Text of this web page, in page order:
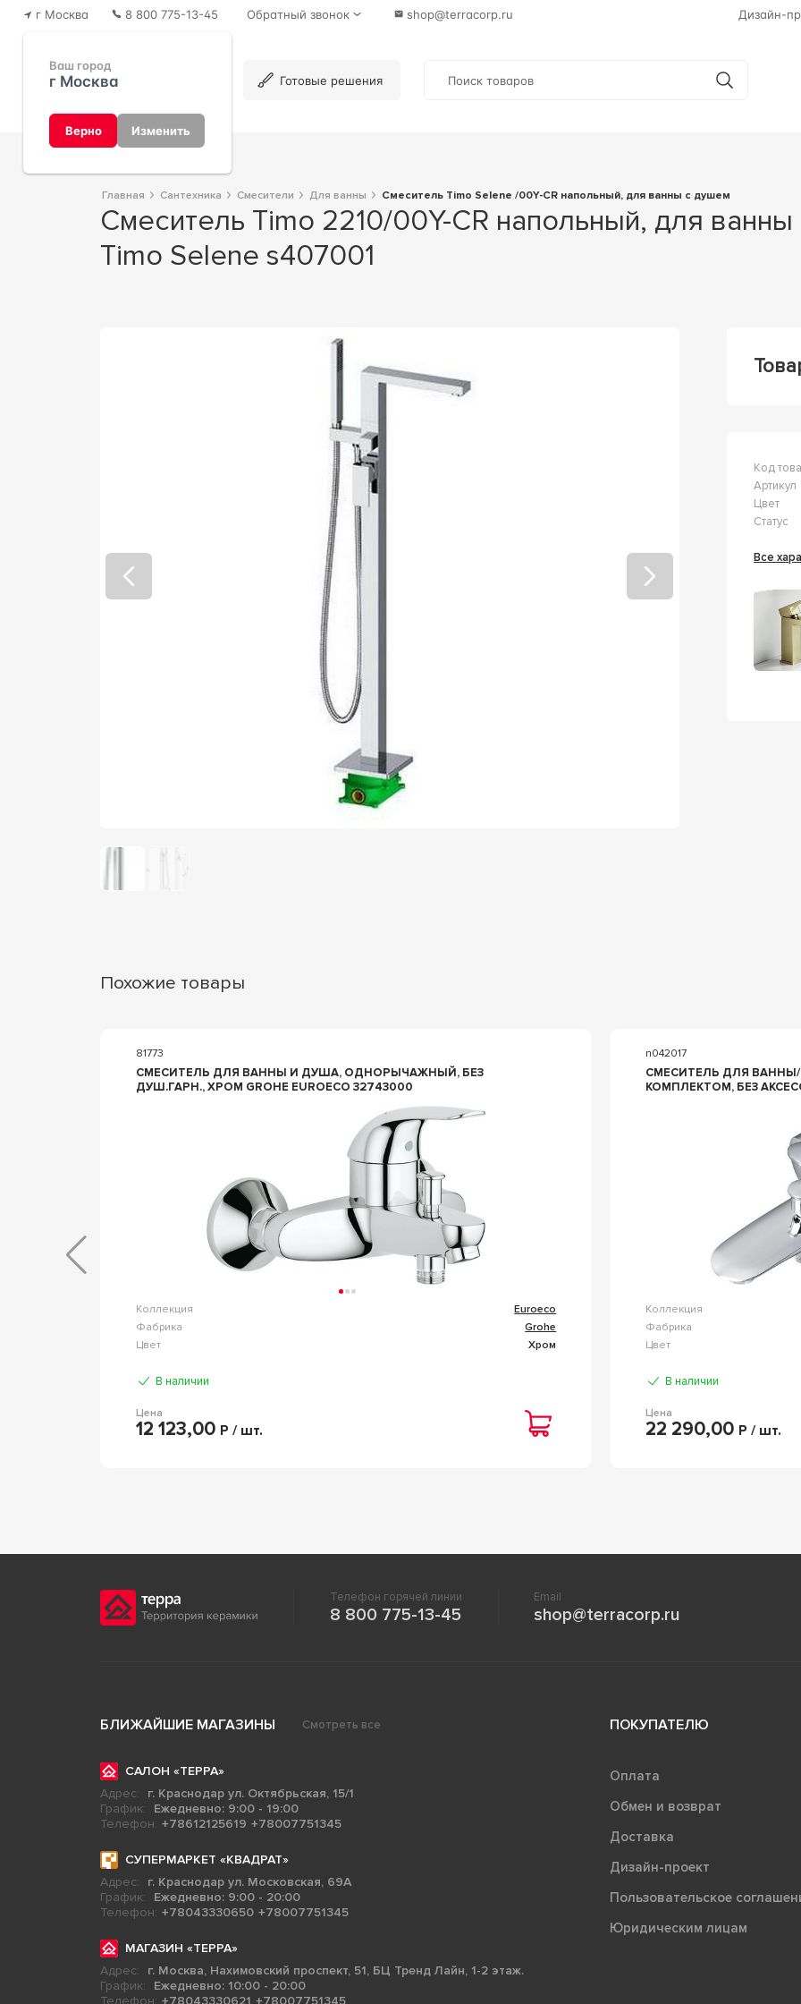
г Москва
Ваш город
г Москва
Верно Изменить
8 800 775-13-45 Обратный звонок shop@terracorp.ru Дизайн-
Готовые решения
Главная Сантехника Смесители Для ванны Смеситель Timo Selene /00Y-CR напольный, для ванны с душем
Смеситель Timo 2210/00Y-CR напольный, для ванны с душем 9x98x34
Timo Selene s407001
Код
Артикул
Цвет
Статус
Все
Похожие товары
81773
СМЕСИТЕЛЬ ДЛЯ ВАННЫ И ДУША, ОДНОРЫЧАЖНЫЙ, БЕЗ
ДУШ.ГАРН., ХРОМ GROHE EUROECO 32743000
Коллекция
Euroeco
Фабрика
Grohe
Цвет
Хром
В наличии
Цена
12 123,00 Р / шт.
n042017
СМЕСИТЕЛЬ ДЛЯ
КОМПЛЕКТОМ, БЕЗ
Коллекция
Фабрика
Цвет
В наличии
Цена
22 290,00 Р / шт.
Телефон горячей линии
8 800 775-13-45
Email
shop@terracorp.ru
БЛИЖАЙШИЕ МАГАЗИНЫ Смотреть все
САЛОН «ТЕРРА»
Адрес:
г. Краснодар ул. Октябрьская, 15/1
График:
Ежедневно: 9:00 - 19:00
Телефон: +78612125619 +78007751345
СУПЕРМАРКЕТ «КВАДРАТ»
Адрес:
г. Краснодар ул. Московская, 69А
График:
Ежедневно: 9:00 - 20:00
Телефон: +78043330650 +78007751345
МАГАЗИН «ТЕРРА»
Адрес:
г. Москва, Нахимовский проспект, 51, БЦ Тренд Лайн, 1-2 этаж.
График:
Ежедневно: 10:00 - 20:00
Телефон: +78043330621 +78007751345
ПОКУПАТЕЛЮ
Оплата
Обмен и возврат
Доставка
Дизайн-проект
Пользовательское
Юридическим лицам